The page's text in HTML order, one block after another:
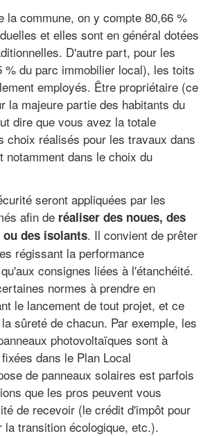
la commune, on y compte 80,66 %
et elles sont en général dotées
D'autre part, pour les
% du parc immobilier local), les toits
employés. Être propriétaire (ce
la majeure partie des habitants du
dire que vous avez la totale
choix réalisés pour les travaux dans
notamment dans le choix du
seront appliquées par les
afin de réaliser des noues, des
des isolants. Il convient de prêter
régissant la performance
consignes liées à l'étanchéité.
normes à prendre en
le lancement de tout projet, et ce
sûreté de chacun. Par exemple, les
photovoltaïques sont à
dans le Plan Local
de panneaux solaires est parfois
que les pros peuvent vous
de recevoir (le crédit d'impôt pour
la transition écologique, etc.).